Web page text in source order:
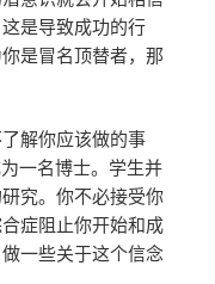
是导致成功的行
是冒名顶替者，那
解你应该做的事
一名博士。学生并
究。你不必接受你
症阻止你开始和成
一些关于这个信念